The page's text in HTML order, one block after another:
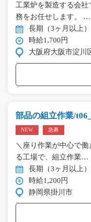
工業炉を製造する会
務をお任せします。 …
長期（3ヶ月以上）
時給1,700円
大阪府大阪市淀川
部品の組立作業/
NEW 急募
＼座り作業が中心で
る工場で、組立作業…
長期（3ヶ月以上）
時給1,200円
静岡県掛川市